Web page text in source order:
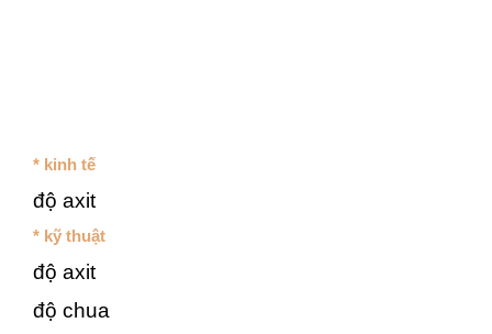
* kinh tế
độ axit
* kỹ thuật
độ axit
độ chua